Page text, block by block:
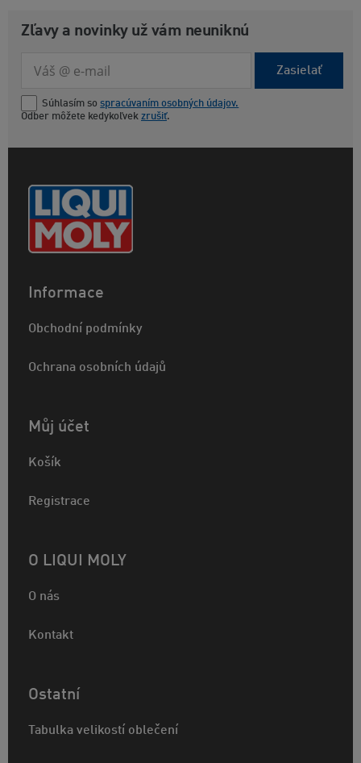
Zľavy a novinky už vám neuniknú
Zasielať
Súhlasím so spracúvaním osobných údajov.
Odber môžete kedykoľvek zrušiť.
Informace
Obchodní podmínky
Ochrana osobních údajů
Můj účet
Košík
Registrace
O LIQUI MOLY
O nás
Kontakt
Ostatní
Tabulka velikostí oblečení